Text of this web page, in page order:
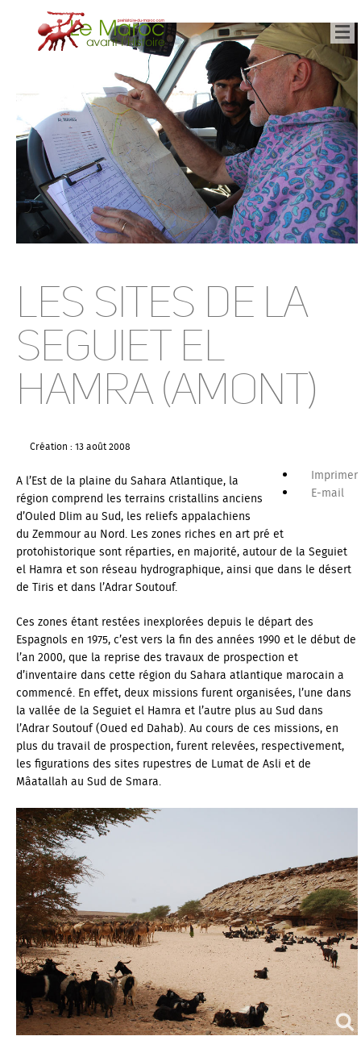
Les sites de la
Seguiet el
Hamra (amont)
Imprimer
E-mail
Création : 13 août 2008
A l’Est de la plaine du Sahara Atlantique, la
région comprend les terrains cristallins anciens
d’Ouled Dlim au Sud, les reliefs appalachiens
du Zemmour au Nord. Les zones riches en art pré et
protohistorique sont réparties, en majorité, autour de la Seguiet
el Hamra et son réseau hydrographique, ainsi que dans le désert
de Tiris et dans l’Adrar Soutouf.
Ces zones étant restées inexplorées depuis le départ des
Espagnols en 1975, c’est vers la fin des années 1990 et le début de
l’an 2000, que la reprise des travaux de prospection et
d’inventaire dans cette région du Sahara atlantique marocain a
commencé. En effet, deux missions furent organisées, l’une dans
la vallée de la Seguiet el Hamra et l’autre plus au Sud dans
l’Adrar Soutouf (Oued ed Dahab). Au cours de ces missions, en
plus du travail de prospection, furent relevées, respectivement,
les figurations des sites rupestres de Lumat de Asli et de
Mâatallah au Sud de Smara.